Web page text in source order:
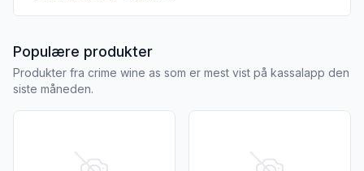
Populære produkterfra CRIME WINE AS
Produkter fra crime wine as som er mest vist på kassalapp den
siste måneden.